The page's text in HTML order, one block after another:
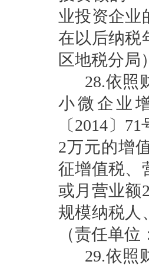
业投资企业
在以后纳税
区地税分局
28.依照
小微企业
〔2014〕
2万元的增
征增值税、
或月营业额
规模纳税人
（责任单
29.依照